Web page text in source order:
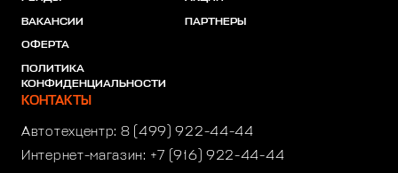
ВАКАНСИИ
ОФЕРТА
ПОЛИТИКА
КОНФИДЕНЦИАЛЬНОСТИ
ПАРТНЕРЫ
КОНТАКТЫ
Автотехцентр: 8 (499) 922-44-44
Интернет-магазин: +7 (916) 922-44-44